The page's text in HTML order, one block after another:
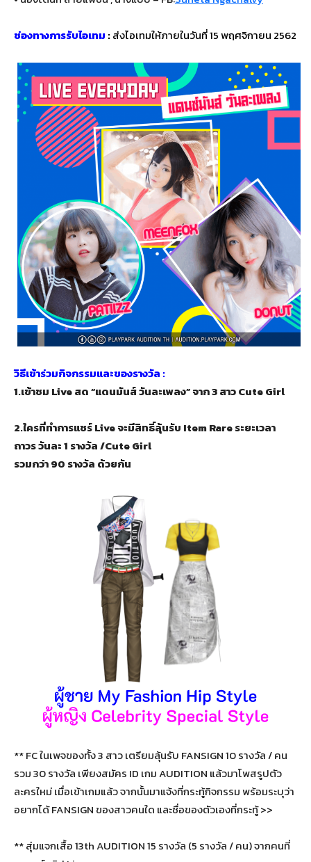
ช่องทางการรับไอเทม :ส่งไอเทมให้ภายในวันที่ 15 พฤศจิกายน 2562
วิธีเข้าร่วมกิจกรรมและของรางวัล :
1.เข้าชม Live สด “แดนมันส์ วันละเพลง” จาก 3 สาวCute Girl
2.ใครที่ทำการแชร์ Live จะมีสิทธิ์ลุ้นรับ Item Rare ระยะเวลา
ถาวร วันละ 1 รางวัล /Cute Girl
รวมกว่า 90 รางวัล ด้วยกัน
** FC ในเพจของทั้ง 3 สาว เตรียมลุ้นรับ FANSIGN 10 รางวัล / คน
รวม 30 รางวัล เพียงสมัคร ID เกม AUDITION แล้วมาโพสรูปตัว
ละครใหม่ เมื่อเข้าเกมแล้ว จากนั้นมาแจ้งที่กระทู้กิจกรรม พร้อมระบุว่า
อยากได้ FANSIGN ของสาวคนใด และชื่อของตัวเองที่กระทู้ >>
** สุ่มแจกเสื้อ 13th AUDITION 15 รางวัล (5 รางวัล / คน) จากคนที่